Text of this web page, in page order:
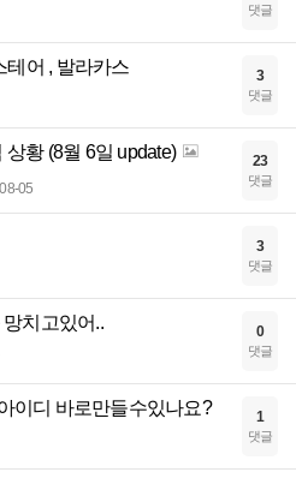
댓글
테어 , 발라카스 3
댓글
상황 (8월 6일 update)
08-05
23
댓글
3
댓글
치고있어.. 0
댓글
이디 바로만들수있나요? 1
댓글